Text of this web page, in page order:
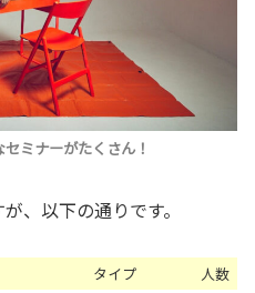
ミナーがたくさん！
、以下の通りです。
タイプ 人数